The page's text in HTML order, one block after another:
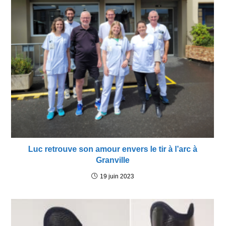
Luc retrouve son amour envers le tir à l’arc à
Granville
19 juin 2023